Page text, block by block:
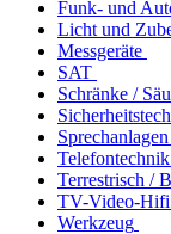
Funk- und
Licht und
Messgeräte
SAT
Schränke /
Sprechanlagen
Terrestrisch /
TV-Video-Hifi
Werkzeug